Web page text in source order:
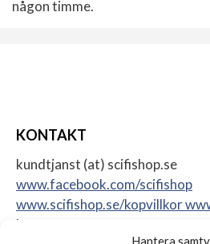
Hantera
någon timme.
KONTAKT
kundtjanst (at) scifishop.se
www.facebook.com/scifishop
www.scifishop.se/kopvillkor
konto